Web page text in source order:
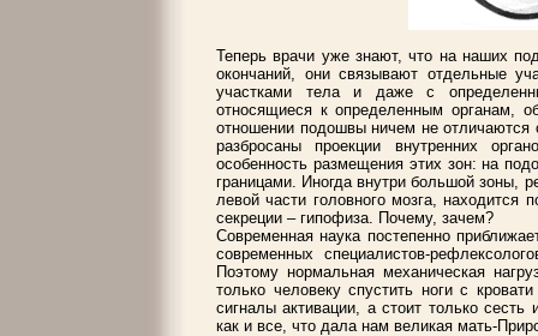
Теперь врачи уже знают, что на наших
окончаний, они связывают отдельные
участками тела и даже с
относящиеся к определенным органам,
отношении подошвы ничем не отличаются
разбросаны проекции внутренних
особенность размещения этих зон: на
границами. Иногда внутри большой зоны,
левой части головного мозга, находится
секреции – гипофиза. Почему, зачем?
Современная наука постепенно
современных специалистов-
Поэтому нормальная механическая
только человеку спустить ноги с
сигналы активации, а стоит только
как и все, что дала нам великая мать-